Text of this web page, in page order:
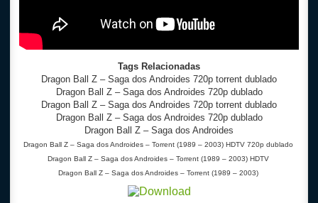
Tags Relacionadas
Dragon Ball Z – Saga dos Androides 720p torrent dublado
Dragon Ball Z – Saga dos Androides 720p dublado
Dragon Ball Z – Saga dos Androides 720p torrent dublado
Dragon Ball Z – Saga dos Androides 720p dublado
Dragon Ball Z – Saga dos Androides
Dragon Ball Z – Saga dos Androides – Torrent (1989 – 2003) HDTV 720p dublado
Dragon Ball Z – Saga dos Androides – Torrent (1989 – 2003) HDTV
Dragon Ball Z – Saga dos Androides – Torrent (1989 – 2003)